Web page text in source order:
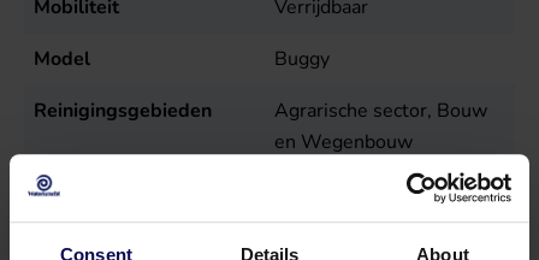
Consent Details About
Mobiliteit
Verrijdbaar
Model
Buggy
Reinigingsgebieden
Agrarische sector, Bouw
en Wegenbouw
Spanning
Temperatuur
50